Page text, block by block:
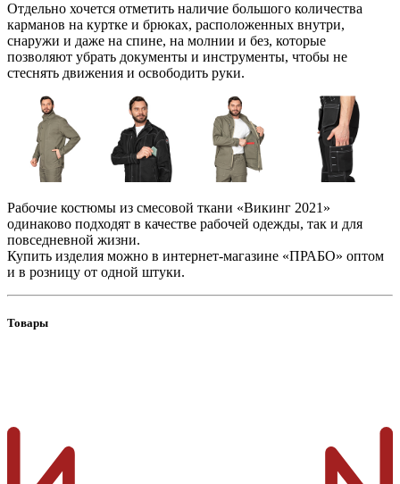
Отдельно хочется отметить наличие большого количества
карманов на куртке и брюках, расположенных внутри,
снаружи и даже на спине, на молнии и без, которые
позволяют убрать документы и инструменты, чтобы не
стеснять движения и освободить руки.
Рабочие костюмы из смесовой ткани «Викинг 2021»
одинаково подходят в качестве рабочей одежды, так и для
повседневной жизни.
Купить изделия можно в интернет-магазине «ПРАБО» оптом
и в розницу от одной штуки.
Товары